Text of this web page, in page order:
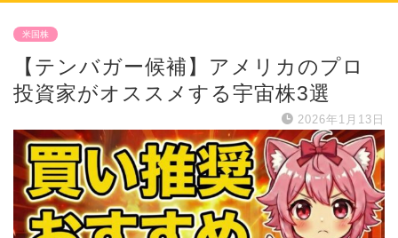
米国株
【テンバガー候補】アメリカのプロ
投資家がオススメする宇宙株3選
2026年1月13日